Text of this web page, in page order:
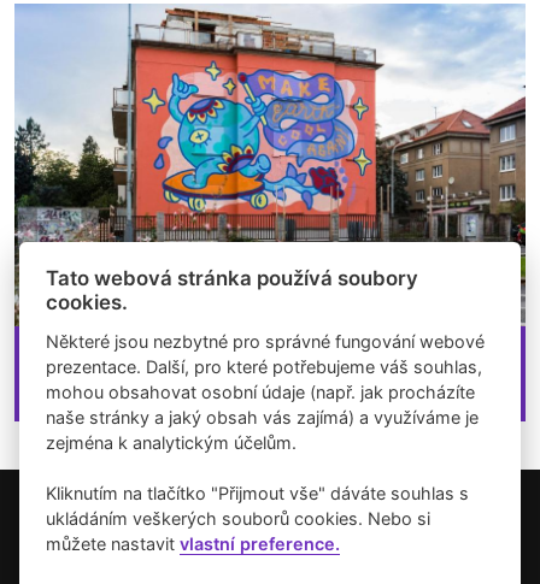
30.09.2022
Wall Street: Make Earth Cool Again - Evropská
Copyright © 2026 Umění pro město.
Vytvořilo studio Akcelero.cz
Tato webová stránka používá soubory
cookies.
Některé jsou nezbytné pro správné fungování webové
prezentace. Další, pro které potřebujeme váš souhlas,
mohou obsahovat osobní údaje (např. jak procházíte
naše stránky a jaký obsah vás zajímá) a využíváme je
zejména k analytickým účelům.
Kliknutím na tlačítko "Přijmout vše" dáváte souhlas s
ukládáním veškerých souborů cookies. Nebo si
můžete nastavitvlastní preference.